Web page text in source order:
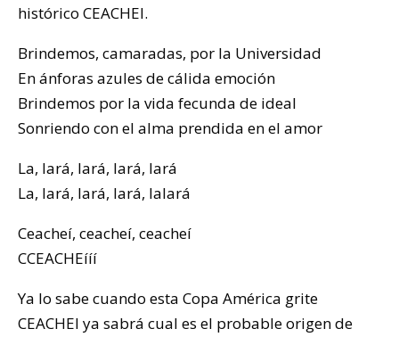
histórico CEACHEI.
Brindemos, camaradas, por la Universidad
En ánforas azules de cálida emoción
Brindemos por la vida fecunda de ideal
Sonriendo con el alma prendida en el amor
La, lará, lará, lará, lará
La, lará, lará, lará, lalará
Ceacheí, ceacheí, ceacheí
CCEACHEííí
Ya lo sabe cuando esta Copa América grite
CEACHEI ya sabrá cual es el probable origen de